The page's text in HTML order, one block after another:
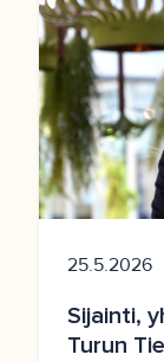
25.5.2026
Sijainti,
Turun